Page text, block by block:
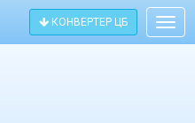
КОНВЕРТЕР ЦБ